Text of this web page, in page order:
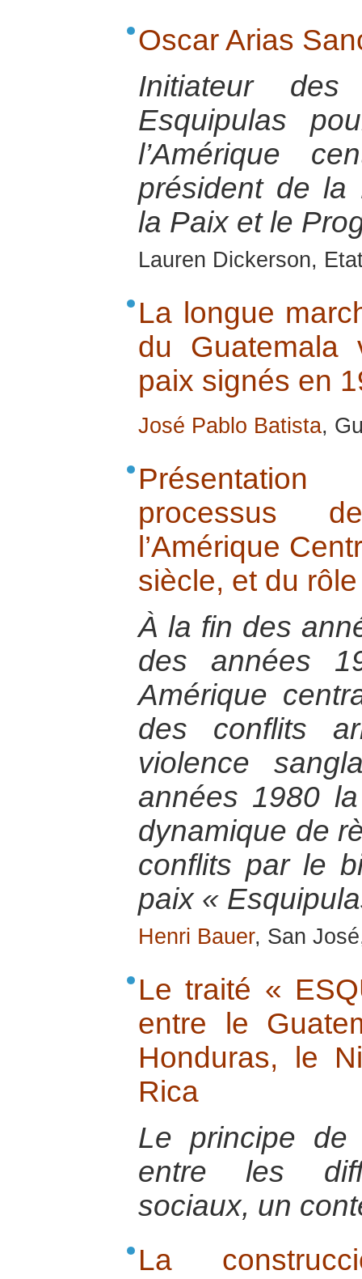
Oscar Arias
Initiateur
Esquipulas
l’Amérique
président de la
la Paix et le
Lauren Dickerson,
La longue
du Guatemala
paix signés en
José Pablo Batista,
processus
l’Amérique
siècle, et du
À la fin des
des années
Amérique
des conflits
violence
années 1980
dynamique de
conflits par le
paix «
Henri Bauer, San
Le traité «
entre le
Honduras, le
Rica
Le principe de
entre les
sociaux, un
La